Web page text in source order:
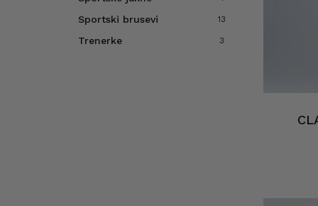
Sportski brusevi 13
Trenerke 3